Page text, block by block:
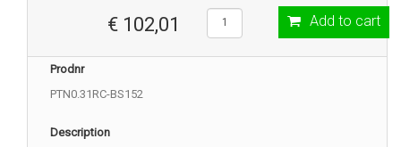
€ 102,01 Add to cart
Prodnr
PTN0.31RC-BS152
Description